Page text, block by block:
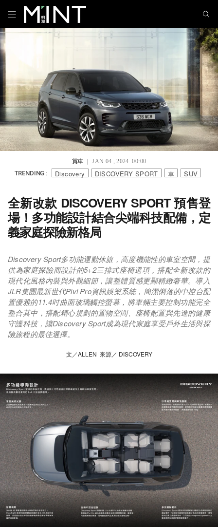
賞車｜ JAN 04 , 2024 00:00
TRENDING : Discovery DISCOVERY SPORT 車 SUV
全新改款 DISCOVERY SPORT 預售登
場！多功能設計結合尖端科技配備，定
義家庭探險新格局
Discovery Sport多功能運動休旅，高度機能性的車室空間，提
供為家庭探險而設計的5+2三排式座椅選項，搭配全新改款的
現代化風格內裝與外觀細節，讓整體質感更顯精緻奢華。導入
JLR集團最新世代Pivi Pro資訊娛樂系統，簡潔俐落的中控台配
置優雅的11.4吋曲面玻璃觸控螢幕，將車輛主要控制功能完全
整合其中，搭配精心規劃的置物空間、座椅配置與先進的健康
守護科技，讓Discovery Sport成為現代家庭享受戶外生活與探
險旅程的最佳選擇。
文／ALLEN 來源／ DISCOVERY